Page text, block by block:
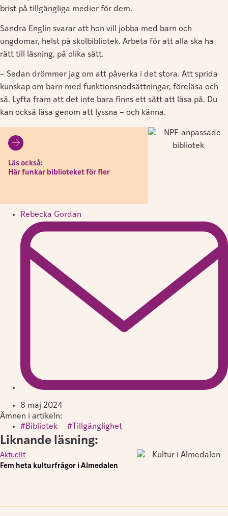
brist på tillgängliga medier för dem.
Sandra Englin svarar att hon vill jobba med barn och
ungdomar, helst på skolbibliotek. Arbeta för att alla ska ha
rätt till läsning, på olika sätt.
– Sedan drömmer jag om att påverka i det stora. Att sprida
kunskap om barn med funktionsnedsättningar, föreläsa och
så. Lyfta fram att det inte bara finns ett sätt att läsa på. Du
kan också läsa genom att lyssna – och känna.
Läs också:
Här funkar biblioteket för fler
Rebecka Gordan
8 maj 2024
Ämnen i artikeln:
Bibliotek
, Tillgänglighet
Liknande läsning:
Aktuellt
Fem heta kulturfrågor i Almedalen